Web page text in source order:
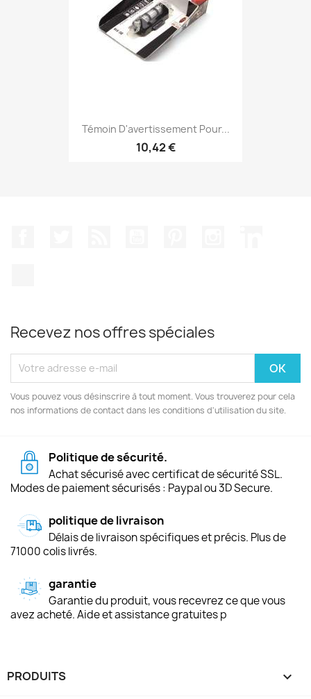
Témoin D'avertissement Pour...
10,42 €
Recevez nos offres spéciales
Vous pouvez vous désinscrire à tout moment. Vous trouverez pour cela
nos informations de contact dans les conditions d'utilisation du site.
Politique de sécurité.
Achat sécurisé avec certificat de sécurité SSL.
Modes de paiement sécurisés : Paypal ou 3D Secure.
politique de livraison
Délais de livraison spécifiques et précis. Plus de
71000 colis livrés.
garantie
Garantie du produit, vous recevrez ce que vous
avez acheté. Aide et assistance gratuites p
PRODUITS 